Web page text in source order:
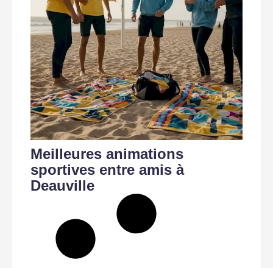
Meilleures animations
sportives entre amis à
Deauville